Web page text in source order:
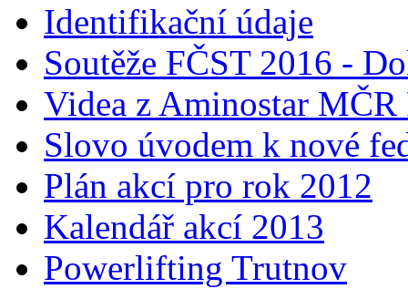
Identifikační údaje
Soutěže FČST 2016 -
Videa z Aminostar MČR
Slovo úvodem k nové
Plán akcí pro rok 2012
Kalendář akcí 2013
Powerlifting Trutnov